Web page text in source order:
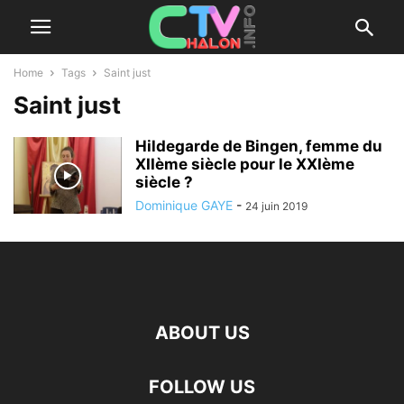
Home Tags Saint just
Saint just
Hildegarde de Bingen, femme du
XIIème siècle pour le XXIème
siècle ?
Dominique GAYE - 24 juin 2019
ABOUT US
FOLLOW US